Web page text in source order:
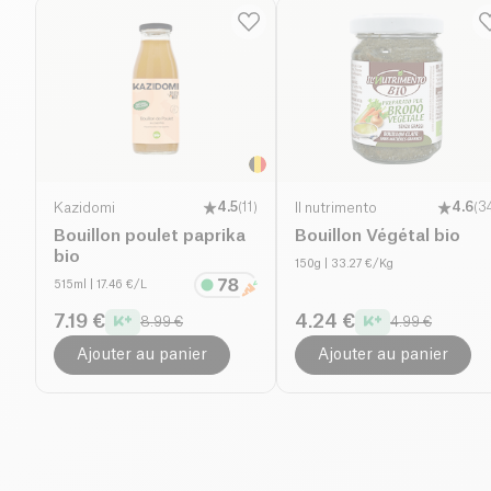
Kazidomi 4.5(11 )
Bouillon poulet paprika
bio
515ml | 17.46 €/L
7.19 € 8.99 €
Ajouter au panier
Il nutrimento 4.6(
Bouillon Végétal bio
150g | 33.27 €/Kg
4.24 € 4.99 €
Ajouter au panier